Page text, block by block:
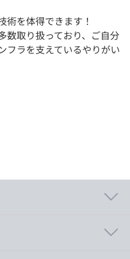
を体得できます！
数取り扱っており、ご自分
フラを支えているやりがい